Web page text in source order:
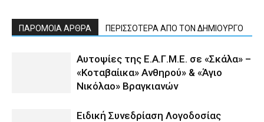
ΠΑΡΟΜΟΙΑ ΑΡΘΡΑ ΠΕΡΙΣΣΟΤΕΡΑ ΑΠΟ ΤΟΝ ΔΗΜΙΟΥΡΓΟ
Αυτοψίες της Ε.Α.Γ.Μ.Ε. σε «Σκάλα» –
«Κοταβαίικα» Ανθηρού» & «Άγιο
Νικόλαο» Βραγκιανών
Ειδική Συνεδρίαση Λογοδοσίας